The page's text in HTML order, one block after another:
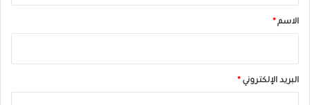
*الاسم*
البريد الإلكتروني*